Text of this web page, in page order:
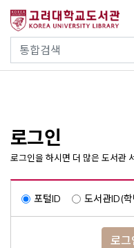
건
통합검색
사이트내 검색
로그인
로그인을 하시면 더 많은 도서관
포털ID 도서관ID(
로그